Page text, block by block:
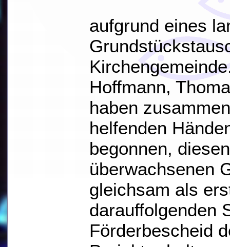
aufgrund eines
Hoffmann,
haben
helfenden
begonnen,
überwachsenen
gleichsam als
darauffolgenden
Förderbescheid